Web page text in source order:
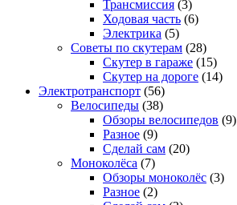
Трансмиссия (3)
Ходовая часть (6)
Электрика (5)
Советы по скутерам (28)
Скутер в гараже (15)
Скутер на дороге (14)
Электротранспорт (56)
Велосипеды (38)
Обзоры велосипедов (9)
Разное (9)
Сделай сам (20)
Моноколёса (7)
Обзоры моноколёс (3)
Разное (2)